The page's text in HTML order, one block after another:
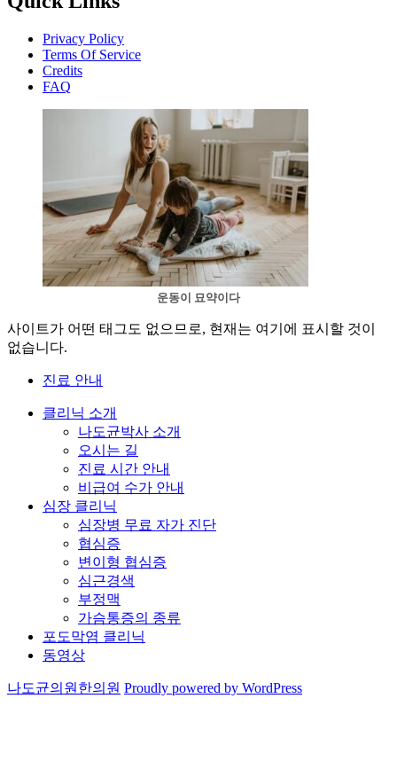
Privacy Policy
Terms Of Service
Credits
FAQ
운동이 묘약이다
사이트가 어떤 태그도 없으므로, 현재는 여기에 표시할 것이
없습니다.
진료 안내
클리닉 소개
나도균박사 소개
오시는 길
진료 시간 안내
비급여 수가 안내
심장 클리닉
심장병 무료 자가 진단
협심증
변이형 협심증
심근경색
부정맥
가슴통증의 종류
포도막염 클리닉
동영상
나도균의원한의원 Proudly powered by WordPress